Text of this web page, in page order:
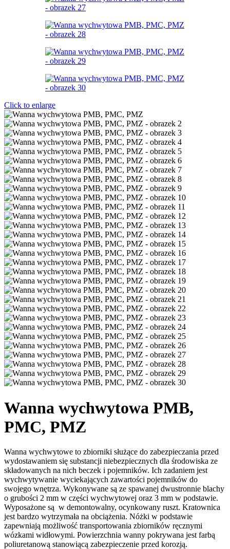
Click to enlarge
Wanna wychwytowa PMB,
PMC, PMZ
Wanna wychwytowe to zbiorniki służące do zabezpieczania przed
wydostawaniem się substancji niebezpiecznych dla środowiska ze
składowanych na nich beczek i pojemników. Ich zadaniem jest
wychwytywanie wyciekających zawartości pojemników do
swojego wnętrza. Wykonywane są ze spawanej dwustronnie blachy
o grubości 2 mm w części wychwytowej oraz 3 mm w podstawie.
Wyposażone są w demontowalny, ocynkowany ruszt. Kratownica
jest bardzo wytrzymała na obciążenia. Nóżki w podstawie
zapewniają możliwość transportowania zbiorników ręcznymi
wózkami widłowymi. Powierzchnia wanny pokrywana jest farbą
poliuretanową stanowiącą zabezpieczenie przed korozją.